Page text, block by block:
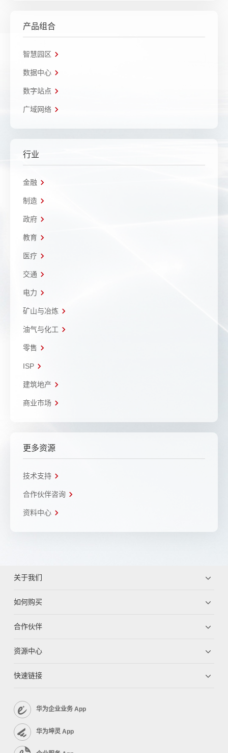
产品组合
智慧园区
数据中心
数字站点
广域网络
行业
金融
制造
政府
教育
医疗
交通
电力
矿山与冶炼
油气与化工
零售
ISP
建筑地产
商业市场
更多资源
技术支持
合作伙伴咨询
资料中心
关于我们
如何购买
合作伙伴
资源中心
快速链接
华为企业业务 App
华为坤灵 App